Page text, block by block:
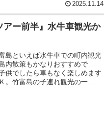
2025.11.14
アー前半』水牛車観光か
島といえば水牛車での町内観光
内散策もかなりおすすめで
でしたら車もなく楽しめます
。竹富島の子連れ観光の一...